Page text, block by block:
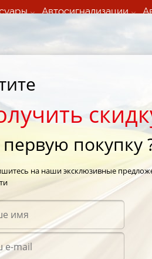
Автосигнализации
24/7
55 R16 95H
покупку
на наши эксклюзивные